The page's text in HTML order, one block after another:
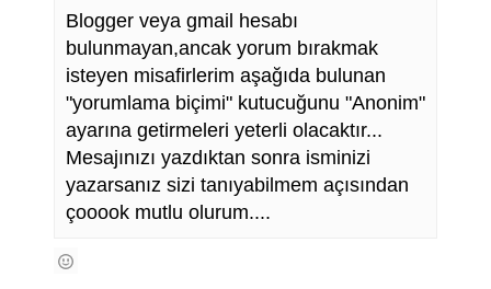
Blogger veya gmail hesabı
bulunmayan,ancak yorum bırakmak
isteyen misafirlerim aşağıda bulunan
"yorumlama biçimi" kutucuğunu "Anonim"
ayarına getirmeleri yeterli olacaktır...
Mesajınızı yazdıktan sonra isminizi
yazarsanız sizi tanıyabilmem açısından
çooook mutlu olurum....